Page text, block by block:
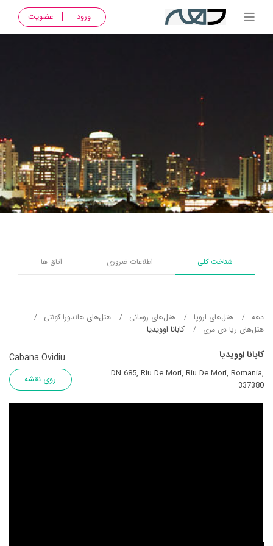
ورود عضویت
شناخت کلی اطلاعات ضروری اتاق ها
دهه هتل‌های اروپا هتل‌های رومانی
هتل‌های هاندورا کونتی
هتل‌های ریا دی مری
کابانا اوویدیا
کابانا اوویدیا Cabana Ovidiu
DN 685, Riu De Mori, Riu De Mori, Romania,
337380
روی نقشه